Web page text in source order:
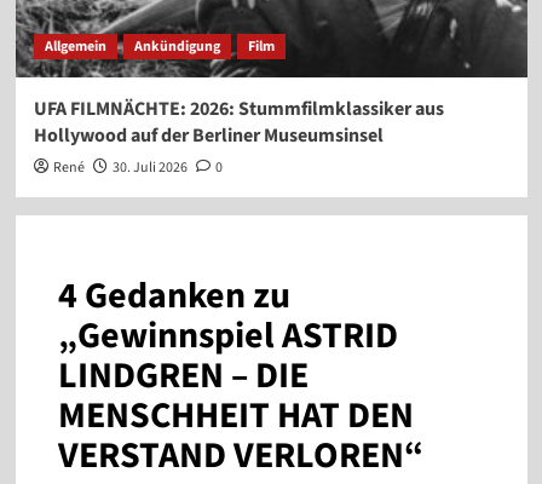
Allgemein Ankündigung Film
UFA FILMNÄCHTE: 2026: Stummfilmklassiker aus
Hollywood auf der Berliner Museumsinsel
René 30. Juli 2026 0
4 Gedanken zu
„Gewinnspiel ASTRID
LINDGREN – DIE
MENSCHHEIT HAT DEN
VERSTAND VERLOREN“